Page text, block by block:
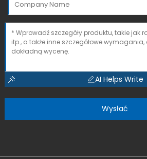
AI Helps Write
Wysłać